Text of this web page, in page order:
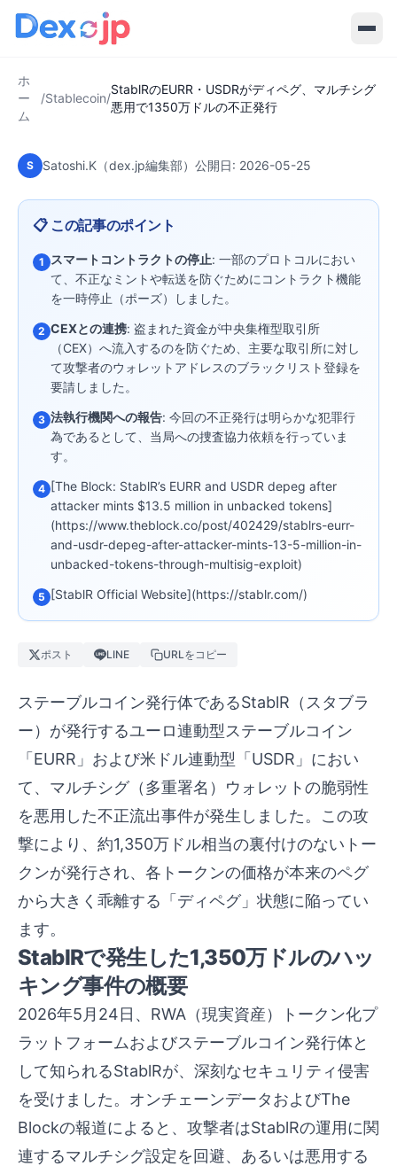
ホ
ー
ム
/Stablecoin/
StablRのEURR・USDRがディペグ、マルチシグ
悪用で1350万ドルの不正発行
StablRのEURR・USDRがディペグ、
発行
S Satoshi.K（dex.jp編集部） 公開日: 2026-05-25
📋 この記事のポイント
1 スマートコントラクトの停止: 一部のプロトコルにおい
て、不正なミントや転送を防ぐためにコントラクト機能
を一時停止（ポーズ）しました。
2 CEXとの連携: 盗まれた資金が中央集権型取引所
（CEX）へ流入するのを防ぐため、主要な取引所に対し
て攻撃者のウォレットアドレスのブラックリスト登録を
要請しました。
3 法執行機関への報告: 今回の不正発行は明らかな犯罪行
為であるとして、当局への捜査協力依頼を行っていま
す。
4 [The Block: StablR’s EURR and USDR depeg after
attacker mints $13.5 million in unbacked tokens]
(https://www.theblock.co/post/402429/stablrs-eurr-
and-usdr-depeg-after-attacker-mints-13-5-million-in-
unbacked-tokens-through-multisig-exploit)
5 [StablR Official Website](https://stablr.com/)
ポスト LINE URLをコピー
ステーブルコイン発行体であるStablR（スタブラ
ー）が発行するユーロ連動型ステーブルコイン
「EURR」および米ドル連動型「USDR」におい
て、マルチシグ（多重署名）ウォレットの脆弱性
を悪用した不正流出事件が発生しました。この攻
撃により、約1,350万ドル相当の裏付けのないトー
クンが発行され、各トークンの価格が本来のペグ
から大きく乖離する「ディペグ」状態に陥ってい
ます。
StablRで発生した1,350万ドルのハッ
キング事件の概要
2026年5月24日、RWA（現実資産）トークン化プ
ラットフォームおよびステーブルコイン発行体と
して知られるStablRが、深刻なセキュリティ侵害
を受けました。オンチェーンデータおよびThe
Blockの報道によると、攻撃者はStablRの運用に関
連するマルチシグ設定を回避、あるいは悪用する